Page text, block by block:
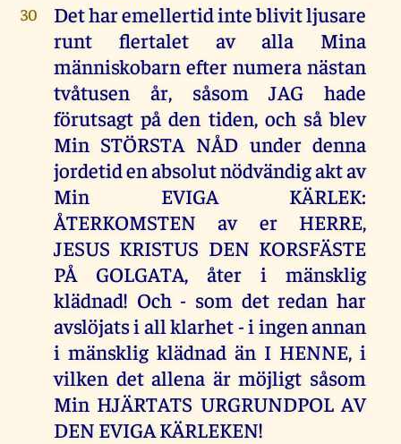
30
Det har emellertid inte blivit ljusare
runt flertalet av alla Mina
människobarn efter numera nästan
tvåtusen år, såsom JAG hade
förutsagt på den tiden, och så blev
Min STÖRSTA NÅD under denna
jordetid en absolut nödvändig akt av
Min EVIGA KÄRLEK:
ÅTERKOMSTEN av er HERRE,
JESUS KRISTUS DEN KORSFÄSTE
PÅ GOLGATA, åter i mänsklig
klädnad! Och - som det redan har
avslöjats i all klarhet - i ingen annan
i mänsklig klädnad än I HENNE, i
vilken det allena är möjligt såsom
Min HJÄRTATS URGRUNDPOL AV
DEN EVIGA KÄRLEKEN!